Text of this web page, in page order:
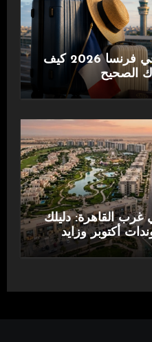
دليل أكواد المطارات في فرنسا 2026 كيف
الصحيح
القاهرة: دليلك
أكتوبر وزايد